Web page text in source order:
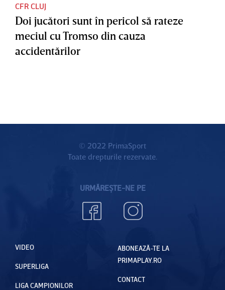
CFR CLUJ
Doi jucători sunt în pericol să rateze
meciul cu Tromso din cauza
accidentărilor
© 2022 PrimaSport
Toate drepturile rezervate.
URMĂREȘTE-NE PE
VIDEO
SUPERLIGA
LIGA CAMPIONILOR
ABONEAZĂ-TE LA
PRIMAPLAY.RO
CONTACT